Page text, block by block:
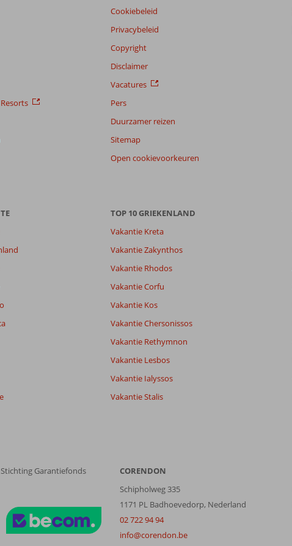
Sorteren op
Cookiebeleid
Privacybeleid
Copyright
Disclaimer
Vacatures
Pers
Duurzamer reizen
Sitemap
Open cookievoorkeuren
TOP 10 GRIEKENLAND
Vakantie Kreta
Vakantie Zakynthos
Vakantie Rhodos
Vakantie Corfu
Vakantie Kos
Vakantie Chersonissos
Vakantie Rethymnon
Vakantie Lesbos
Vakantie Ialyssos
Vakantie Stalis
Garantiefonds
CORENDON
Schipholweg 335
1171 PL Badhoevedorp, Nederland
02 722 94 94
info@corendon.be